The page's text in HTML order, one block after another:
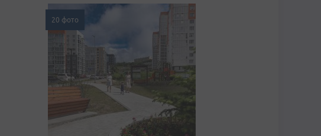
20 фото